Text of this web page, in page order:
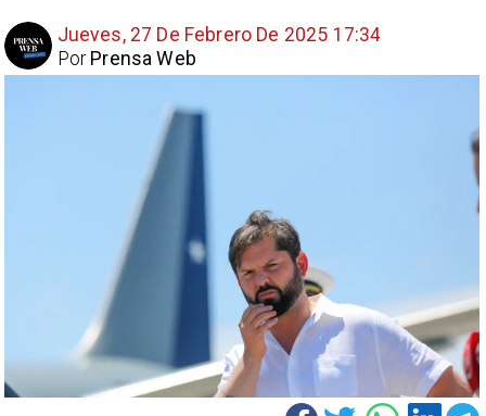
Jueves, 27 De Febrero De 2025 17:34
Prensa Web
Por